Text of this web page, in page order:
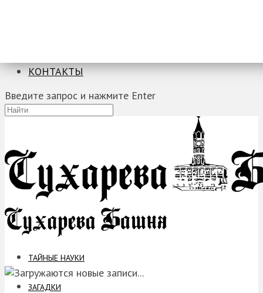
КОНТАКТЫ
Введите запрос и нажмите Enter
ТАЙНЫЕ НАУКИ
ЗАГАДКИ